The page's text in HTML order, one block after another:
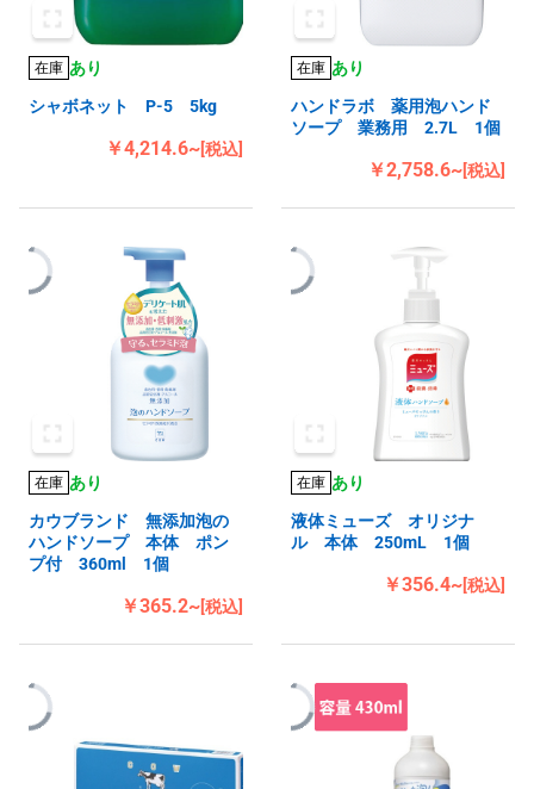
在庫 あり
シャボネット P-5 5kg
￥4,214.6~[税込]
在庫 あり
ハンドラボ 薬用泡ハンド
ソープ 業務用 2.7L 1個
￥2,758.6~[税込]
在庫 あり
カウブランド 無添加泡の
ハンドソープ 本体 ポン
プ付 360ml 1個
￥365.2~[税込]
在庫 あり
液体ミューズ オリジナ
ル 本体 250mL 1個
￥356.4~[税込]